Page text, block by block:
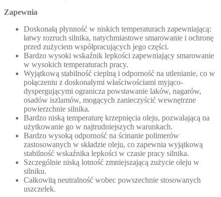
Zapewnia
Doskonałą płynność w niskich temperaturach zapewniającą:
łatwy rozruch silnika, natychmiastowe smarowanie i ochronę
przed zużyciem współpracujących jego części.
Bardzo wysoki wskaźnik lepkości zapewniający smarowanie
w wysokich temperaturach pracy.
Wyjątkową stabilność cieplną i odporność na utlenianie, co w
połączeniu z doskonałymi właściwościami myjąco-
dyspergującymi ogranicza powstawanie laków, nagarów,
osadów iszlamów, mogących zanieczyścić wewnętrzne
powierzchnie silnika.
Bardzo niską temperaturę krzepnięcia oleju, pozwalającą na
użytkowanie go w najtrudniejszych warunkach.
Bardzo wysoką odporność na ścinanie polimerów
zastosowanych w składzie oleju, co zapewnia wyjątkową
stabilność wskaźnika lepkości w czasie pracy silnika.
Szczególnie niską lotność zmniejszającą zużycie oleju w
silniku.
Całkowitą neutralność wobec powszechnie stosowanych
uszczelek.